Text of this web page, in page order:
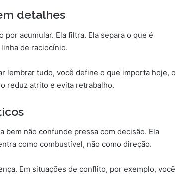
detalhes
acumular. Ela filtra. Ela separa o que é
de raciocínio.
lembrar tudo, você define o que importa hoje, o
reduz atrito e evita retrabalho.
bem não confunde pressa com decisão. Ela
como combustível, não como direção.
Em situações de conflito, por exemplo, você